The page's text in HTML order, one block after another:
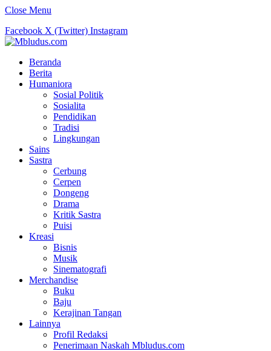
Close Menu
Facebook X (Twitter) Instagram
Beranda
Berita
Humaniora
Sosial Politik
Sosialita
Pendidikan
Tradisi
Lingkungan
Sains
Sastra
Cerbung
Cerpen
Dongeng
Drama
Kritik Sastra
Puisi
Kreasi
Bisnis
Musik
Sinematografi
Merchandise
Buku
Baju
Kerajinan Tangan
Lainnya
Profil Redaksi
Penerimaan Naskah Mbludus.com